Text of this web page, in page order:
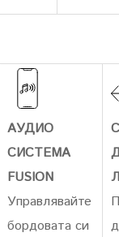
АУДИО
СИСТЕМА
FUSION
Управлявайте
бордовата си